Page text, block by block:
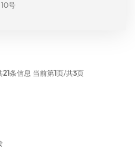
号
21条信息 当前第1页/共3页